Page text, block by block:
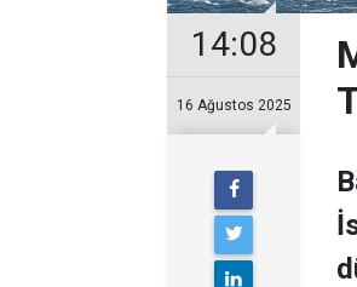
14:08
16 Ağustos 2025